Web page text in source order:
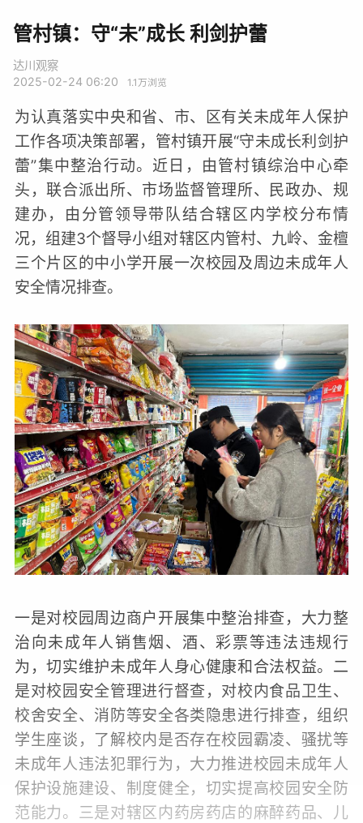
管村镇：守“未”成长 利剑护蕾
达川观察
2025-02-24 06:20
1.1万浏览
为认真落实中央和省、市、区有关未成年人保护
工作各项决策部署，管村镇开展“守未成长利剑护
蕾”集中整治行动。近日，由管村镇综治中心牵
头，联合派出所、市场监督管理所、民政办、规
建办，由分管领导带队结合辖区内学校分布情
况，组建3个督导小组对辖区内管村、九岭、金檀
三个片区的中小学开展一次校园及周边未成年人
安全情况排查。
一是对校园周边商户开展集中整治排查，大力整
治向未成年人销售烟、酒、彩票等违法违规行
为，切实维护未成年人身心健康和合法权益。二
是对校园安全管理进行督查，对校内食品卫生、
校舍安全、消防等安全各类隐患进行排查，组织
学生座谈，了解校内是否存在校园霸凌、骚扰等
未成年人违法犯罪行为，大力推进校园未成年人
保护设施建设、制度健全，切实提高校园安全防
范能力。三是对辖区内药房药店的麻醉药品、儿